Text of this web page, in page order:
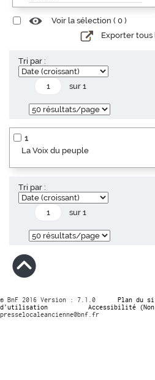
Voir la sélection ( 0 )
Exporter tous
Tri par :
sur 1
1
La Voix du peuple
Tri par :
sur 1
© BnF 2016 Version : 7.1.0 Plan du
d’utilisation
Accessibilité (Non
presselocaleancienne@bnf.fr